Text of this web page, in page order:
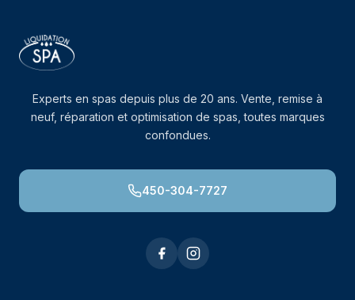
Experts en spas depuis plus de 20 ans. Vente, remise à
neuf, réparation et optimisation de spas, toutes marques
confondues.
450-304-7727